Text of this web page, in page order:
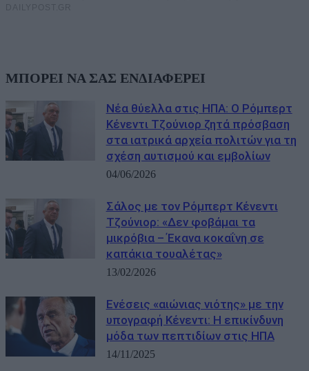
ΜΠΟΡΕΙ ΝΑ ΣΑΣ ΕΝΔΙΑΦΕΡΕΙ
Νέα θύελλα στις ΗΠΑ: Ο Ρόμπερτ
Κένεντι Τζούνιορ ζητά πρόσβαση
στα ιατρικά αρχεία πολιτών για τη
σχέση αυτισμού και εμβολίων
04/06/2026
Σάλος με τον Ρόμπερτ Κένεντι
Τζούνιορ: «Δεν φοβάμαι τα
μικρόβια – Έκανα κοκαΐνη σε
καπάκια τουαλέτας»
13/02/2026
Ενέσεις «αιώνιας νιότης» με την
υπογραφή Κένεντι: Η επικίνδυνη
μόδα των πεπτιδίων στις ΗΠΑ
14/11/2025